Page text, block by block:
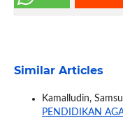
Similar Articles
Kamalludin,
PENDIDIKAN